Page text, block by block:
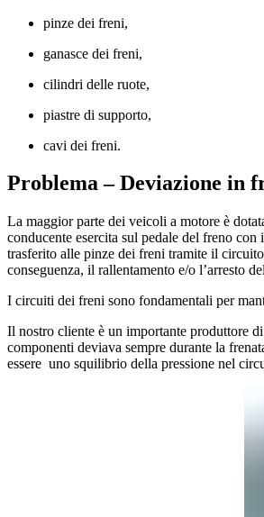
pinze dei freni,
ganasce dei freni,
cilindri delle ruote,
piastre di supporto,
cavi dei freni.
Problema – Deviazione in
La maggior parte dei veicoli a motore è
conducente esercita sul pedale del freno
trasferito alle pinze dei freni tramite il
conseguenza, il rallentamento e/o l’arresto
I circuiti dei freni sono fondamentali per
Il nostro cliente è un importante produttore
componenti deviava sempre durante la
essere uno squilibrio della pressione nel